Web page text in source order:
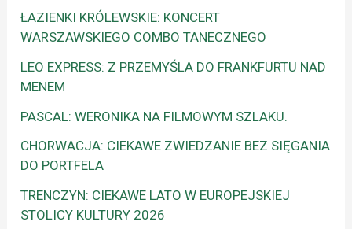
ŁAZIENKI KRÓLEWSKIE: KONCERT
WARSZAWSKIEGO COMBO TANECZNEGO
LEO EXPRESS: Z PRZEMYŚLA DO FRANKFURTU NAD
MENEM
PASCAL: WERONIKA NA FILMOWYM SZLAKU.
CHORWACJA: CIEKAWE ZWIEDZANIE BEZ SIĘGANIA
DO PORTFELA
TRENCZYN: CIEKAWE LATO W EUROPEJSKIEJ
STOLICY KULTURY 2026